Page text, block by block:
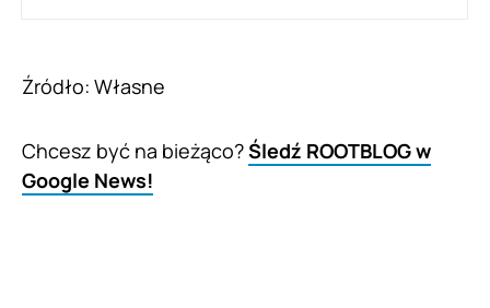
Źródło: Własne
Chcesz być na bieżąco?Śledź ROOTBLOG w
Google News!